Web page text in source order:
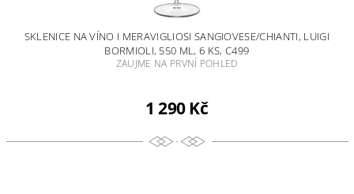
SKLENICE NA VÍNO I MERAVIGLIOSI SANGIOVESE/CHIANTI, LUIGI
BORMIOLI, 550 ML, 6 KS, C499
ZAUJME NA PRVNÍ POHLED
1 290 Kč